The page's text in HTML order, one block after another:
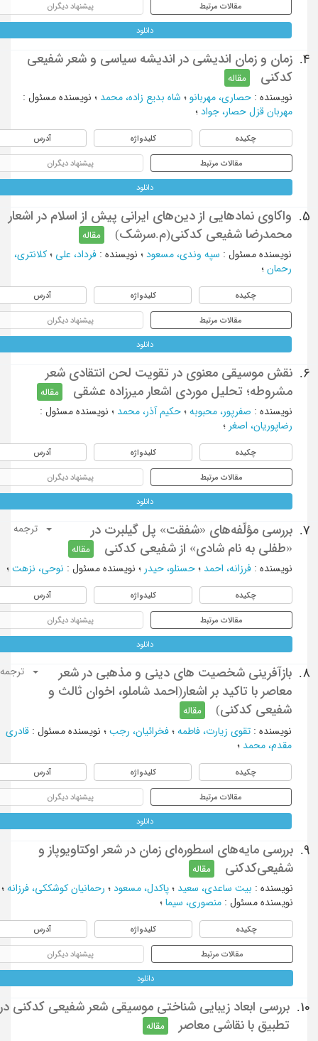
مقالات مرتبط پیشنهاد دیگران
دانلود
4.
زمان و زمان اندیشی در اندیشه سیاسی و شعر شفیعی
کدکنی
مقاله
نویسنده: حصاری، مهربانو؛ شاه بدیع زاده، محمد؛ نویسنده مسئول :
مهربان قزل حصار، جواد؛
چکیده کلیدواژه آدرس
مقالات مرتبط پیشنهاد دیگران
دانلود
5.
واکاوی نمادهایی از دین‌های ایرانی پیش از اسلام در اشعار
محمدرضا شفیعی کدکنی(م.سرشک)
مقاله
نویسنده مسئول : سپه وندی، مسعود؛ نویسنده: فرداد، علی ؛ کلانتری،
رحمان؛
چکیده کلیدواژه آدرس
مقالات مرتبط پیشنهاد دیگران
دانلود
6.
نقش موسیقی معنوی در تقویت لحن انتقادی شعر
مشروطه؛ تحلیل موردی اشعار میرزاده عشقی
مقاله
نویسنده: صفرپور، محبوبه؛ حکیم آذر، محمد؛ نویسنده مسئول :
رضاپوریان، اصغر؛
چکیده کلیدواژه آدرس
مقالات مرتبط پیشنهاد دیگران
دانلود
7.
بررسی مؤلّفه‌های «شفقت» پل گیلبرت در
«طفلی به نام شادی» از شفیعی کدکنی
مقاله
ترجمه
نویسنده: فرزانه، احمد؛ حسنلو، حیدر؛ نویسنده مسئول : نوحی، نزهت؛
چکیده کلیدواژه آدرس
مقالات مرتبط پیشنهاد دیگران
دانلود
8.
بازآفرینی شخصیت های دینی و مذهبی در شعر
معاصر با تاکید بر اشعار(احمد شاملو، اخوان ثالث و
شفیعی کدکنی)
مقاله
ترجمه
نویسنده: تقوی زیارت، فاطمه؛ فخرائیان، رجب؛ نویسنده مسئول : قادری
مقدم، محمد؛
چکیده کلیدواژه آدرس
مقالات مرتبط پیشنهاد دیگران
دانلود
9.
بررسی مایه‌های اسطوره‌ای زمان در شعر اوکتاویوپاز و
شفیعی‌کدکنی
مقاله
نویسنده: بیت ساعدی، سعید؛ پاکدل، مسعود؛ رحمانیان کوشککی، فرزانه؛
نویسنده مسئول : منصوری، سیما؛
چکیده کلیدواژه آدرس
مقالات مرتبط پیشنهاد دیگران
دانلود
10.
بررسی ابعاد زیبایی شناختی موسیقی شعر شفیعی کدکنی در
تطبیق با نقاشی معاصر
مقاله